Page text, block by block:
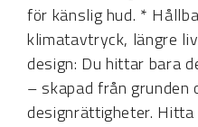
för känslig hud. *
klimatavtryck, längre
design: Du hittar bara
– skapad från grunden
designrättigheter.